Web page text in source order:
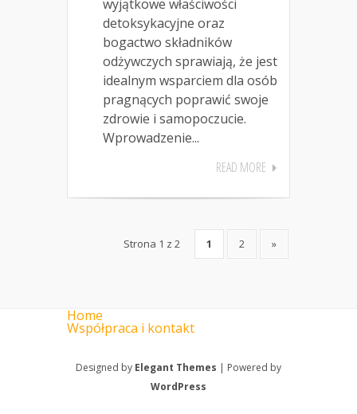
wyjątkowe właściwości
detoksykacyjne oraz
bogactwo składników
odżywczych sprawiają, że jest
idealnym wsparciem dla osób
pragnących poprawić swoje
zdrowie i samopoczucie.
Wprowadzenie...
READ MORE
Strona 1 z 2 1 2 »
Home
Współpraca i kontakt
Designed by Elegant Themes | Powered by
WordPress